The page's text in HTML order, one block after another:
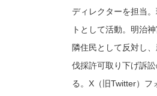
ディレクターを担当
トとして活動。明治
隣住民として反対し
伐採許可取り下げ訴
る。X（旧Twitter）フ